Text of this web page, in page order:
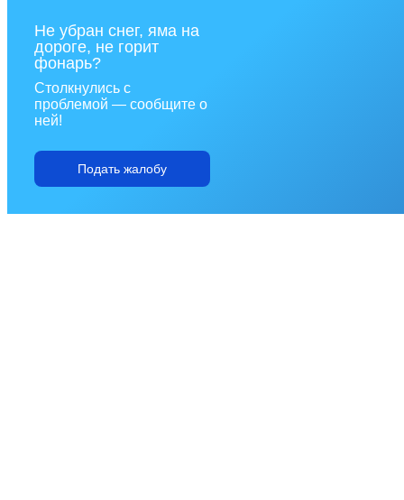
Не убран снег, яма на
дороге, не горит
фонарь?
Столкнулись с
проблемой — сообщите о
ней!
Подать жалобу